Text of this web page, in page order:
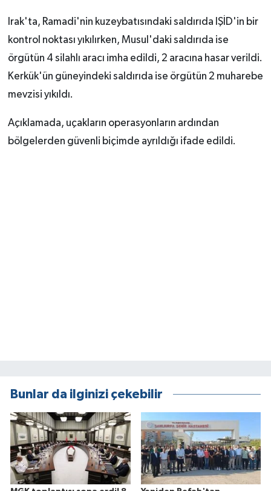
Irak'ta, Ramadi'nin kuzeybatısındaki saldırıda IŞİD'in bir
kontrol noktası yıkılırken, Musul'daki saldırıda ise
örgütün 4 silahlı aracı imha edildi, 2 aracına hasar verildi.
Kerkük'ün güneyindeki saldırıda ise örgütün 2 muharebe
mevzisi yıkıldı.
Açıklamada, uçakların operasyonların ardından
bölgelerden güvenli biçimde ayrıldığı ifade edildi.
Bunlar da ilginizi çekebilir